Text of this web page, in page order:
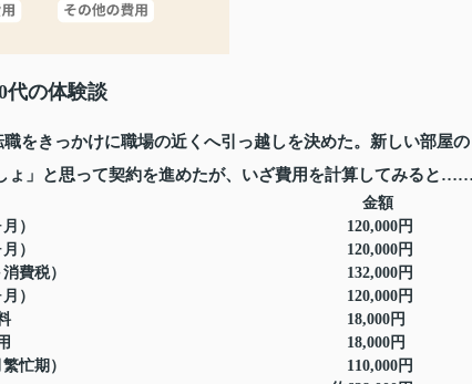
の体験談
をきっかけに職場の近くへ引っ越しを決めた。新しい部屋の
ょ」と思って契約を進めたが、いざ費用を計算してみると
金額
120,000円
120,000円
）
132,000円
120,000円
18,000円
18,000円
）
110,000円